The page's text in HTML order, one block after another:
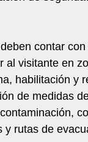
contar
al visitante en
habilitación y
de medidas
y rutas de